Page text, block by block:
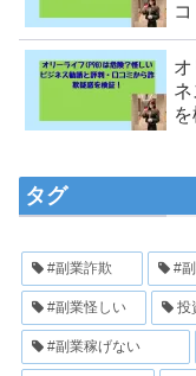
を
タグ
#副業詐欺 #
#副業怪しい 投
#副業稼げない